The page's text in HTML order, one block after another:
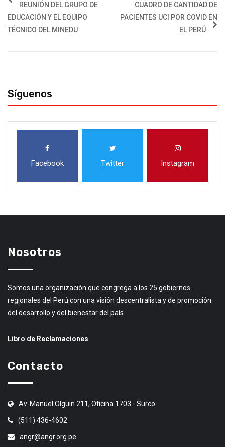
REUNIÓN DEL GRUPO DE
EDUCACIÓN Y EL EQUIPO
TÉCNICO DEL MINEDU
CUADRO DE CANTIDAD DE
PACIENTES UCI POR COVID EN
EL PERÚ
Síguenos
Facebook Twitter Instagram
Nosotros
Somos una organización que congrega a los 25 gobiernos
regionales del Perú con una visión descentralista y de promoción
del desarrollo y del bienestar del país.
Libro de Reclamaciones
Contacto
Av. Manuel Olguin 211, Oficina 1703 - Surco
(511) 436-4602
angr@angr.org.pe